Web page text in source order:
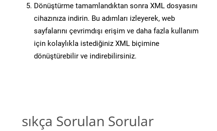
Dönüştürme tamamlandıktan sonra XML dosyasını
cihazınıza indirin. Bu adımları izleyerek, web
sayfalarını çevrimdışı erişim ve daha fazla kullanım
için kolaylıkla istediğiniz XML biçimine
dönüştürebilir ve indirebilirsiniz.
sıkça Sorulan Sorular